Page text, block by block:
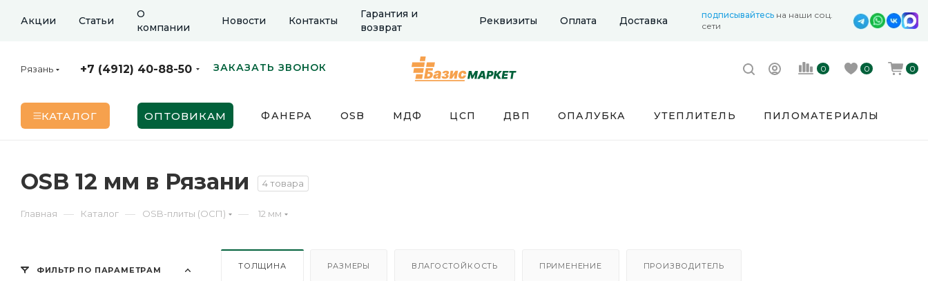
Акции Статьи
О
компании
Новости Контакты
Гарантия и
возврат
Реквизиты Оплата Доставка подписывайтесь на наши соц.
сети
Рязань +7 (4912) 40-88-50 ЗАКАЗАТЬ ЗВОНОК 0 0 0
КАТАЛОГ ОПТОВИКАМ ФАНЕРА OSB МДФ ЦСП ДВП ОПАЛУБКА УТЕПЛИТЕЛЬ ПИЛОМАТЕРИАЛЫ
OSB 12 мм в Рязани 4 товара
Главная — Каталог — OSB-плиты (ОСП) — 12 мм
ТОЛЩИНА РАЗМЕРЫ ВЛАГОСТОЙКОСТЬ ПРИМЕНЕНИЕ ПРОИЗВОДИТЕЛЬ
ФИЛЬТР ПО ПАРАМЕТРАМ